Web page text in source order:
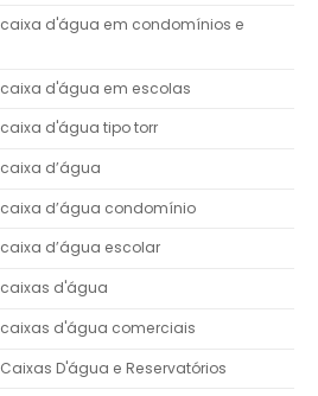
d'água em condomínios e
d'água em escolas
d'água tipo torr
d’água
d’água condomínio
d’água escolar
d'água
d'água comerciais
D'água e Reservatórios